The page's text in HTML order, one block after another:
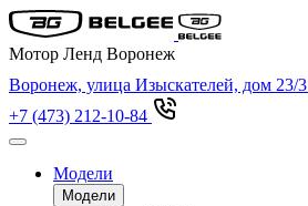
Мотор Ленд Воронеж
Воронеж, улица Изыскателей, дом 23/3
+7 (473) 212-10-84
Модели
Модели